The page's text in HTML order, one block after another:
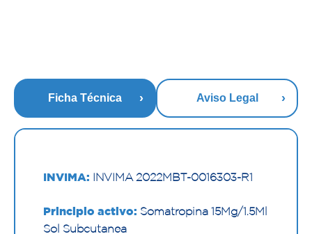
Ficha Técnica Aviso Legal
INVIMA: INVIMA 2022MBT-0016303-R1
Principio activo: Somatropina 15Mg/1.5Ml
Sol Subcutanea